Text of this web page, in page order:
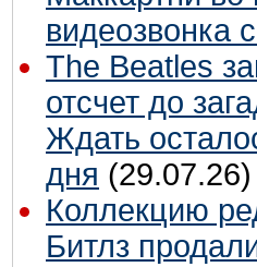
видеозвонка
The Beatles
отсчет до
Ждать
дня (29.07.26)
Коллекцию
Битлз